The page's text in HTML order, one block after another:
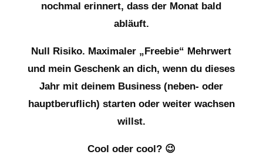
nochmal erinnert, dass der Monat bald
abläuft.
Null Risiko. Maximaler „Freebie“ Mehrwert
und mein Geschenk an dich, wenn du dieses
Jahr mit deinem Business (neben- oder
hauptberuflich) starten oder weiter wachsen
willst.
Cool oder cool? 😉